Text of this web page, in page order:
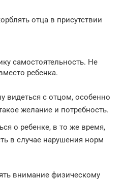
отца в присутствии
самостоятельность. Не
ребенка.
видеться с отцом, особенно
желание и потребность.
о ребенке, в то же время,
в случае нарушения норм
внимание физическому